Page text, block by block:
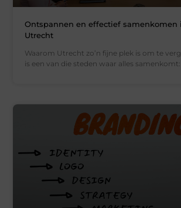
Ontspannen en effectief samenkomen
Utrecht
Waarom Utrecht zo’n fijne plek is om te
is een van die steden waar alles